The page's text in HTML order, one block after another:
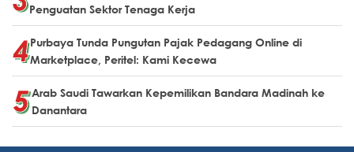
Penguatan Sektor Tenaga Kerja
Purbaya Tunda Pungutan Pajak Pedagang Online di
Marketplace, Peritel: Kami Kecewa
Arab Saudi Tawarkan Kepemilikan Bandara Madinah ke
Danantara